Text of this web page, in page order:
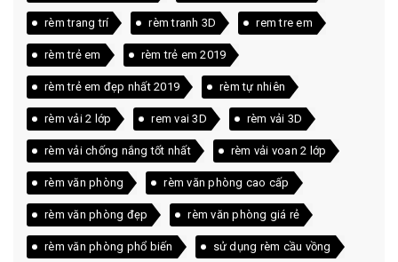
rèm trang trí rèm tranh 3D rem tre em
rèm trẻ em rèm trẻ em 2019
rèm trẻ em đẹp nhất 2019 rèm tự nhiên
rèm vải 2 lớp rem vai 3D rèm vải 3D
rèm vải chống nắng tốt nhất rèm vải voan 2 lớp
rèm văn phòng rèm văn phòng cao cấp
rèm văn phòng đẹp rèm văn phòng giá rẻ
rèm văn phòng phổ biến sử dụng rèm cầu vồng